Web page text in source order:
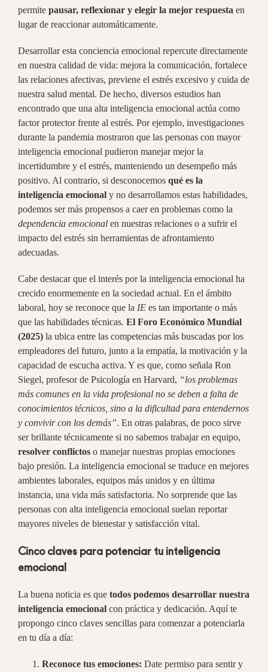
permite pausar, reflexionar y elegir la mejor respuestaen
lugar de reaccionar automáticamente.
Desarrollar esta conciencia emocional repercute directamente
en nuestra calidad de vida: mejora la comunicación, fortalece
las relaciones afectivas, previene el estrés excesivo y cuida de
nuestra salud mental. De hecho, diversos estudios han
encontrado que una alta inteligencia emocional actúa como
factor protector frente al estrés. Por ejemplo, investigaciones
durante la pandemia mostraron que las personas con mayor
inteligencia emocional pudieron manejar mejor la
incertidumbre y el estrés, manteniendo un desempeño más
positivo. Al contrario, si desconocemos qué es la
inteligencia emocionaly no desarrollamos estas habilidades,
podemos ser más propensos a caer en problemas como la
dependencia emocionalen nuestras relaciones o a sufrir el
impacto del estrés sin herramientas de afrontamiento
adecuadas.
Cabe destacar que el interés por la inteligencia emocional ha
crecido enormemente en la sociedad actual. En el ámbito
laboral, hoy se reconoce que la IEes tan importante o más
que las habilidades técnicas. El Foro Económico Mundial
(2025)la ubica entre las competencias más buscadas por los
empleadores del futuro, junto a la empatía, la motivación y la
capacidad de escucha activa. Y es que, como señala Ron
Siegel, profesor de Psicología en Harvard, “los problemas
más comunes en la vida profesional no se deben a falta de
conocimientos técnicos, sino a la dificultad para entendernos
y convivir con los demás”. En otras palabras, de poco sirve
ser brillante técnicamente si no sabemos trabajar en equipo,
resolver conflictoso manejar nuestras propias emociones
bajo presión. La inteligencia emocional se traduce en mejores
ambientes laborales, equipos más unidos y en última
instancia, una vida más satisfactoria. No sorprende que las
personas con alta inteligencia emocional suelan reportar
mayores niveles de bienestar y satisfacción vital.
Cinco claves para potenciar tu inteligencia
emocional
La buena noticia es que todos podemos desarrollar nuestra
inteligencia emocionalcon práctica y dedicación. Aquí te
propongo cinco claves sencillas para comenzar a potenciarla
en tu día a día:
Reconoce tus emociones: Date permiso para sentir y